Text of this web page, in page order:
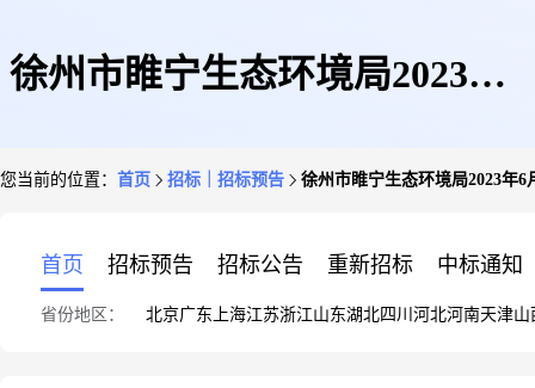
徐州市睢宁生态环境局2023年6
您当前的位置： 首页 招标｜招标预告 徐州市睢宁生态环境局2023年
首页 招标预告 招标公告 重新招标 中标通知
省份地区： 北京广东 上海江苏浙江山东湖北四川 河北河南天津山